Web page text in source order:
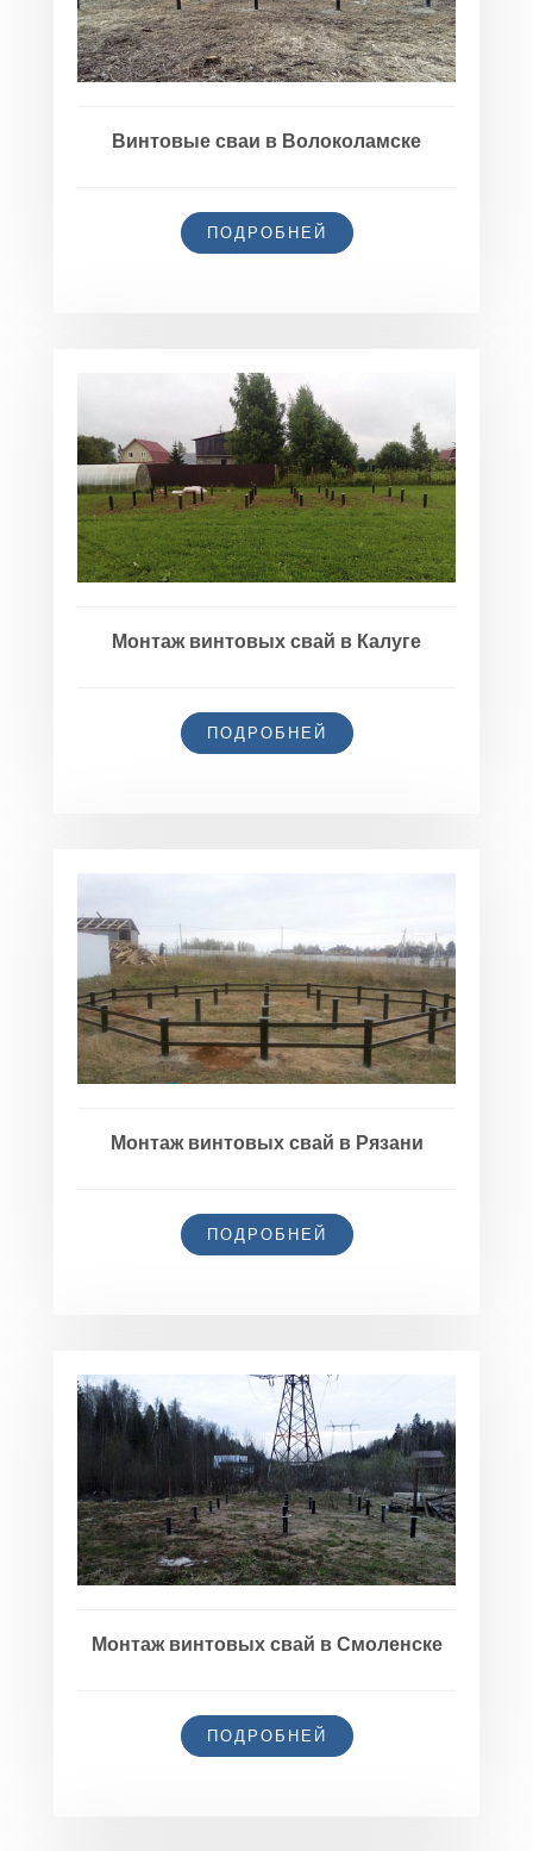
Винтовые сваи в Волоколамске
ПОДРОБНЕЙ
Монтаж винтовых свай в Калуге
ПОДРОБНЕЙ
Монтаж винтовых свай в Рязани
ПОДРОБНЕЙ
Монтаж винтовых свай в Смоленске
ПОДРОБНЕЙ